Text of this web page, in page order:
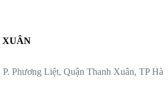
Phương Liệt, Quận Thanh Xuân, TP Hà